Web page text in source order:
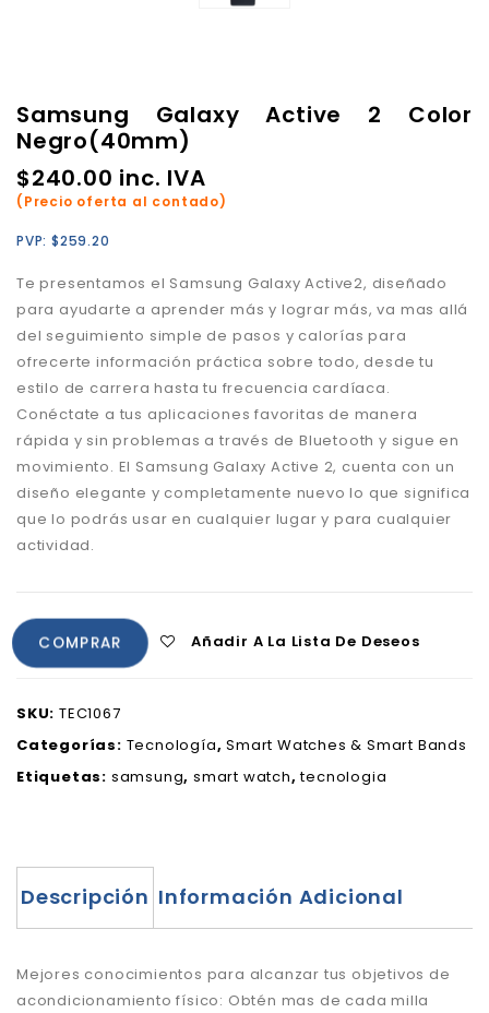
Samsung Galaxy Active 2 Color
Negro(40mm)
$240.00 inc. IVA
(Precio oferta al contado)
PVP: $259.20
Te presentamos el Samsung Galaxy Active2, diseñado
para ayudarte a aprender más y lograr más, va mas allá
del seguimiento simple de pasos y calorías para
ofrecerte información práctica sobre todo, desde tu
estilo de carrera hasta tu frecuencia cardíaca.
Conéctate a tus aplicaciones favoritas de manera
rápida y sin problemas a través de Bluetooth y sigue en
movimiento. El Samsung Galaxy Active 2, cuenta con un
diseño elegante y completamente nuevo lo que significa
que lo podrás usar en cualquier lugar y para cualquier
actividad.
COMPRAR Añadir A La Lista De Deseos
SKU: TEC1067
Categorías: Tecnología,Smart Watches & Smart Bands
Etiquetas: samsung,smart watch,tecnologia
Descripción Información Adicional
Mejores conocimientos para alcanzar tus objetivos de
acondicionamiento físico: Obtén mas de cada milla